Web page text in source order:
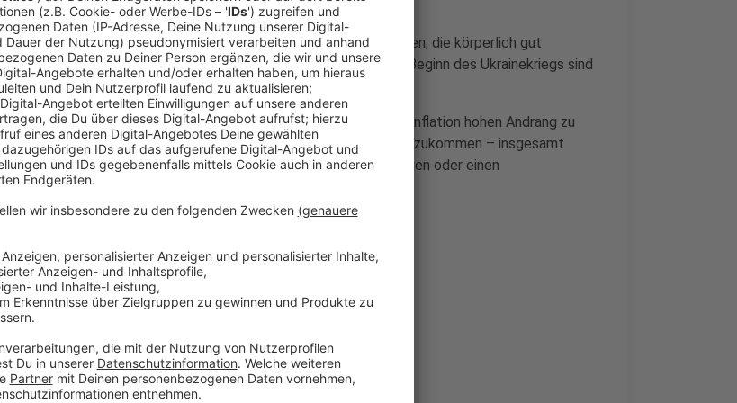
Die Organisation sucht besonders nach Fahrern und nach Menschen, die körperlich gut
anpacken können. Auch Lebensmittelspenden sind begehrt, seit Beginn des Ukrainekriegs sind
die stark zurückgegangen.
Die Essensausgabe hat weiterhin große Probleme, den durch die Inflation hohen Andrang zu
bewältigen. Noch immer können nur 50 Neuzugänge pro Monat dazukommen – insgesamt
muss aktuell etwa jede dritte Tafel in NRW Aufnahmebegrenzungen oder einen
Aufnahmestopp durchsetzen.
Weitere Meldungen aus Leverkusen
Anzeige
In Leverkusen verlassen immer mehr Menschen die Kirche